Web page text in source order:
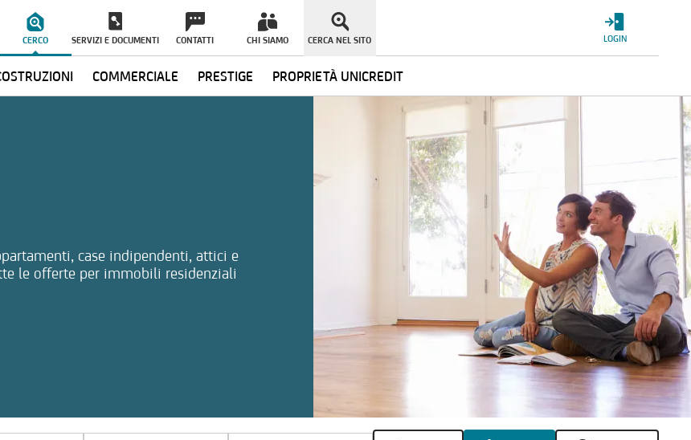
CERCO
COMMERCIALE PRESTIGE PROPRIETÀ UNICREDIT
SERVIZI E DOCUMENTI CONTATTI CHI SIAMO CERCA NEL SITO LOGIN
case indipendenti, attici e
le offerte per immobili residenziali